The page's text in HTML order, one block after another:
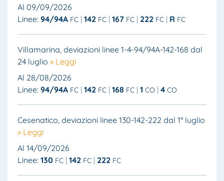
Al 09/09/2026
Linee: 94/94A FC 142 FC 167 FC 222 FC R FC
Villamarina, deviazioni linee 1-4-94/94A-142-168 dal
24 luglio » Leggi
Al 28/08/2026
Linee: 94/94A FC 142 FC 168 FC 1 CO 4 CO
Cesenatico, deviazioni linee 130-142-222 dal 1° luglio
» Leggi
Al 14/09/2026
Linee: 130 FC 142 FC 222 FC